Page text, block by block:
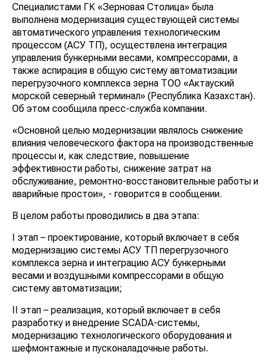
Специалистами ГК «Зерновая Столица» была
выполнена модернизация существующей системы
автоматического управления технологическим
процессом (АСУ ТП), осуществлена интеграция
управления бункерными весами, компрессорами, а
также аспирация в общую систему автоматизации
перегрузочного комплекса зерна ТОО «Актауский
морской северный терминал» (Республика Казахстан).
Об этом сообщила пресс-служба компании.
«Основной целью модернизации являлось снижение
влияния человеческого фактора на производственные
процессы и, как следствие, повышение
эффективности работы, снижение затрат на
обслуживание, ремонтно-восстановительные работы и
аварийные простои», - говорится в сообщении.
В целом работы проводились в два этапа:
I этап – проектирование, который включает в себя
модернизацию системы АСУ ТП перегрузочного
комплекса зерна и интеграцию АСУ бункерными
весами и воздушными компрессорами в общую
систему автоматизации;
II этап – реализация, который включает в себя
разработку и внедрение SCADA-системы,
модернизацию технологического оборудования и
шефмонтажные и пусконаладочные работы.